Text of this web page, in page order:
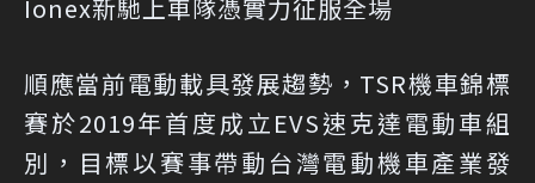
Ionex新馳上車隊憑實力征服全場
順應當前電動載具發展趨勢，TSR機車錦標
賽於2019年首度成立EVS速克達電動車組
別，目標以賽事帶動台灣電動機車產業發